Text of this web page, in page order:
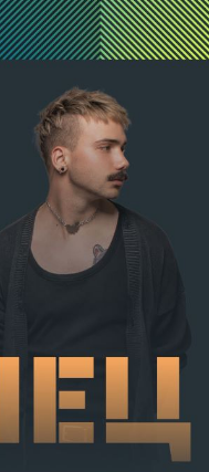
за живота.
по чл.131 ал.1
А.Н. е освободен
е наложено
на чл.78а ал.1
евро.
Габрово
часа, а с
спрямо него е
арест“.